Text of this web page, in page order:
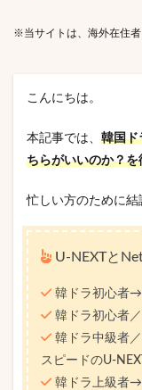
※当サイトは、海外在住者
こんにちは。
本記事では、 韓国ド
ちらがいいのか？
忙しい方のために
U-NEXTと
韓ドラ初心者→
韓ドラ初心者
韓ドラ中級者
スピードのU-
韓ドラ上級者→